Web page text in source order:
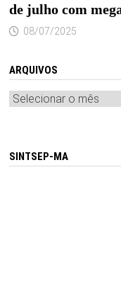
de julho com
08/07/2025
ARQUIVOS
Arquivos
SINTSEP-MA